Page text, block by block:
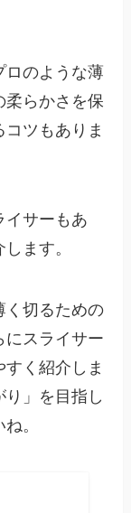
ロのような薄
柔らかさを保
ツもありま
イサーもあ
ます。
く切るための
にスライサー
く紹介しま
」を目指し
。